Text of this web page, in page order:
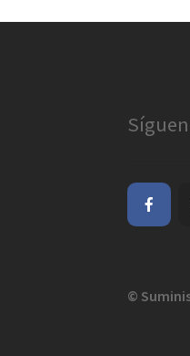
©